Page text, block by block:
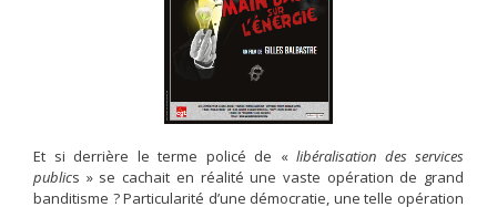
Et si derrière le terme policé de « libéralisation des services
publics » se cachait en réalité une vaste opération de grand
banditisme ? Particularité d’une démocratie, une telle opération